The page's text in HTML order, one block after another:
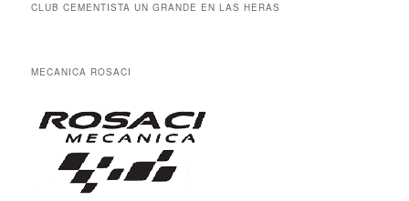
CLUB CEMENTISTA UN GRANDE EN LAS HERAS
MECANICA ROSACI